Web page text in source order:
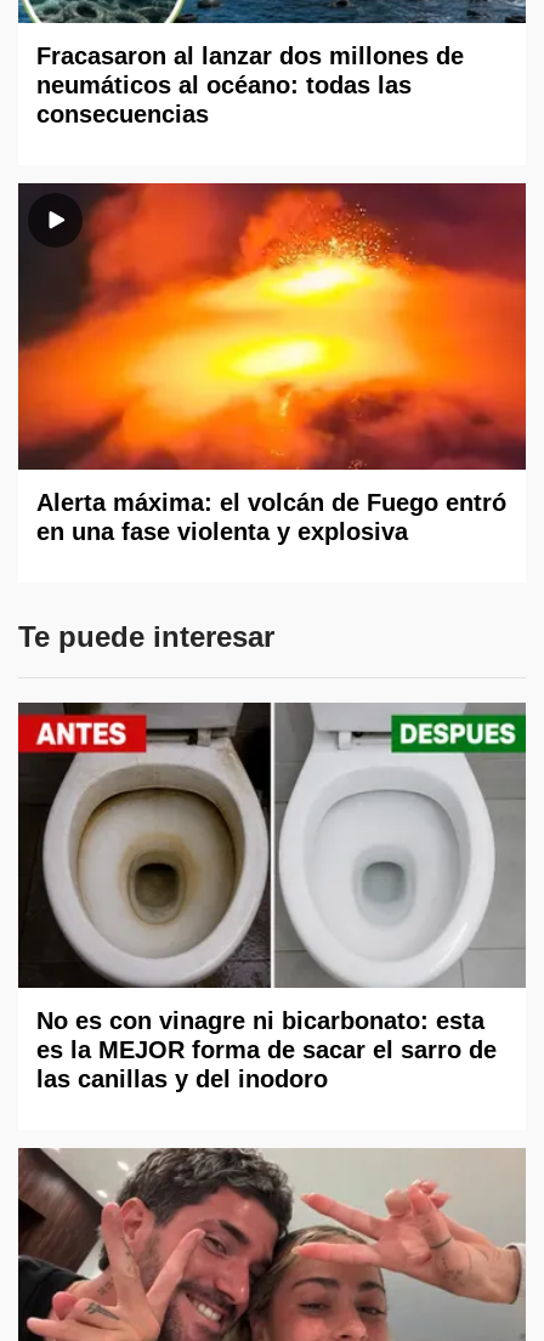
Fracasaron al lanzar dos millones de
neumáticos al océano: todas las
consecuencias
Alerta máxima: el volcán de Fuego entró
en una fase violenta y explosiva
Te puede interesar
No es con vinagre ni bicarbonato: esta
es la MEJOR forma de sacar el sarro de
las canillas y del inodoro